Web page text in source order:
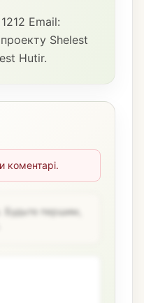
Email:
Shelest
Hutir.
коментарі.
Будьте першим,